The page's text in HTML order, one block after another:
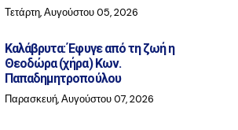
Τετάρτη, Αυγούστου 05, 2026
Καλάβρυτα: Έφυγε από τη ζωή η
Θεοδώρα (χήρα) Κων.
Παπαδημητροπούλου
Παρασκευή, Αυγούστου 07, 2026